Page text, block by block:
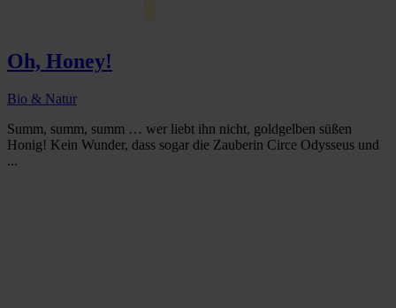
Oh, Honey!
Bio & Natur
Summ, summ, summ … wer liebt ihn nicht, goldgelben süßen
Honig! Kein Wunder, dass sogar die Zauberin Circe Odysseus und
...